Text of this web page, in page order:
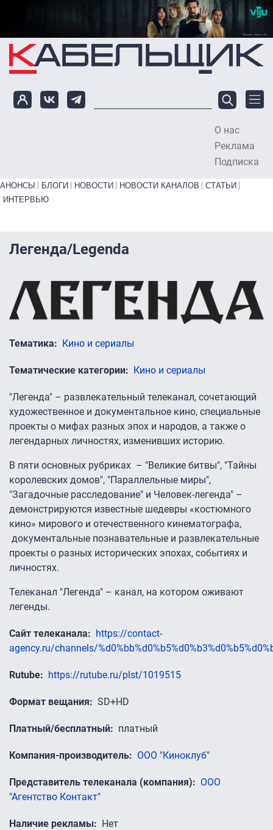
Перейти к основному содержанию
О нас
Реклама
Подписка
Primary links bottom
АНОНСЫ БЛОГИ НОВОСТИ НОВОСТИ КАНАЛОВ
СТАТЬИ
ИНТЕРВЬЮ
Легенда/Legenda
Тематика Кино и сериалы
Тематические категории Кино и сериалы
"Легенда" – развлекательный телеканал, сочетающий
художественное и документальное кино, специальные
проекты о мифах разных эпох и народов, а также о
легендарных личностях, изменивших историю.
В пяти основных рубриках – "Великие битвы", "Тайны
королевских домов", "Параллельные миры",
"Загадочные расследование" и Человек-легенда" –
демонстрируются известные шедевры «костюмного
кино» мирового и отечественного кинематографа,
документальные познавательные и развлекательные
проекты о разных исторических эпохах, событиях и
личностях.
Телеканал "Легенда" – канал, на котором оживают
легенды.
Сайт телеканала
https://contact-
agency.ru/channels/
Rutube https://rutube.ru/plst/1019515
Формат вещания SD+HD
Платный/бесплатный платный
Компания-производитель ООО "Киноклуб"
Представитель телеканала (компания)
ООО
"Агентство Контакт"
Наличие рекламы Нет